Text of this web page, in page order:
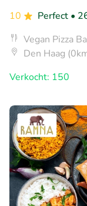
10
Perfect •
Vegan Pizza
Den Haag
Verkocht: 150